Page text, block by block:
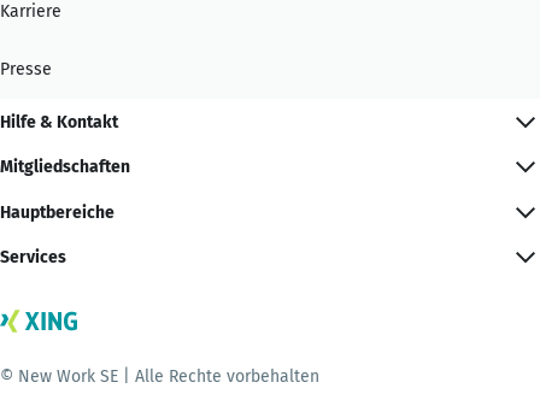
Karriere
Presse
Hilfe & Kontakt
Mitgliedschaften
Hauptbereiche
Services
© New Work SE | Alle Rechte vorbehalten